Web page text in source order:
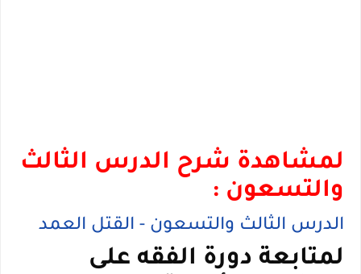
لمشاهدة شرح الدرس الثالث
والتسعون :
الدرس الثالث والتسعون - القتل العمد
لمتابعة دورة الفقه على